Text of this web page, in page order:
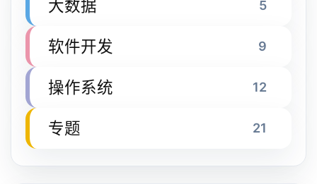
大数据 5
软件开发 9
操作系统 12
专题 21